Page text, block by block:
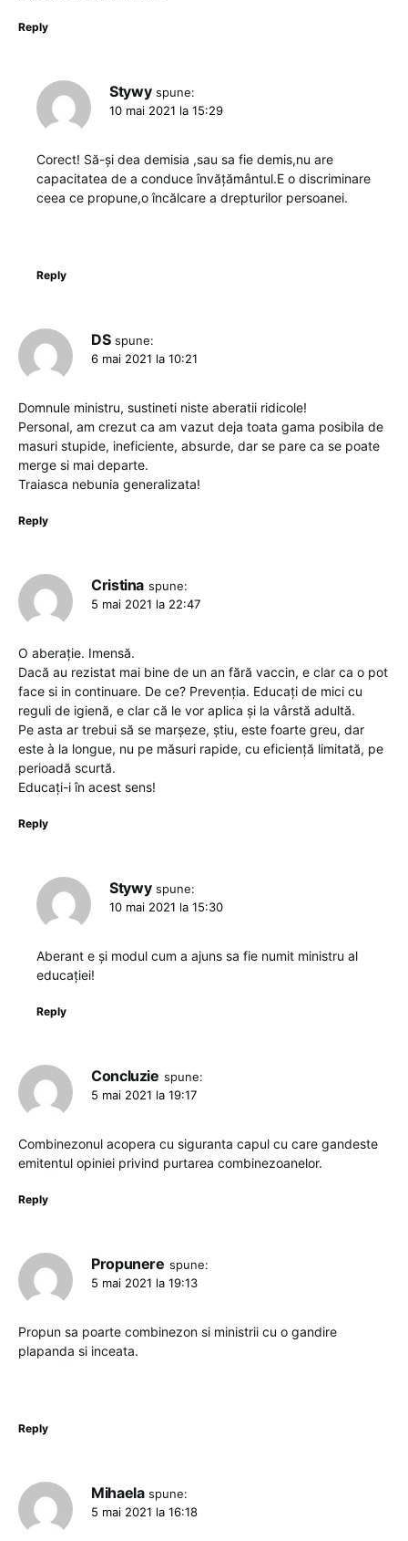
Reply
Stywy spune:
10 mai 2021 la 15:29
Corect! Să-și dea demisia ,sau sa fie demis,nu are
capacitatea de a conduce învățământul.E o discriminare
ceea ce propune,o încălcare a drepturilor persoanei.
Reply
DS spune:
6 mai 2021 la 10:21
Domnule ministru, sustineti niste aberatii ridicole!
Personal, am crezut ca am vazut deja toata gama posibila de
masuri stupide, ineficiente, absurde, dar se pare ca se poate
merge si mai departe.
Traiasca nebunia generalizata!
Reply
Cristina spune:
5 mai 2021 la 22:47
O aberație. Imensă.
Dacă au rezistat mai bine de un an fără vaccin, e clar ca o pot
face si in continuare. De ce? Prevenția. Educați de mici cu
reguli de igienă, e clar că le vor aplica și la vârstă adultă.
Pe asta ar trebui să se marșeze, știu, este foarte greu, dar
este à la longue, nu pe măsuri rapide, cu eficiență limitată, pe
perioadă scurtă.
Educați-i în acest sens!
Reply
Stywy spune:
10 mai 2021 la 15:30
Aberant e și modul cum a ajuns sa fie numit ministru al
educației!
Reply
Concluzie spune:
5 mai 2021 la 19:17
Combinezonul acopera cu siguranta capul cu care gandeste
emitentul opiniei privind purtarea combinezoanelor.
Reply
Propunere spune:
5 mai 2021 la 19:13
Propun sa poarte combinezon si ministrii cu o gandire
plapanda si inceata.
Reply
Mihaela spune:
5 mai 2021 la 16:18